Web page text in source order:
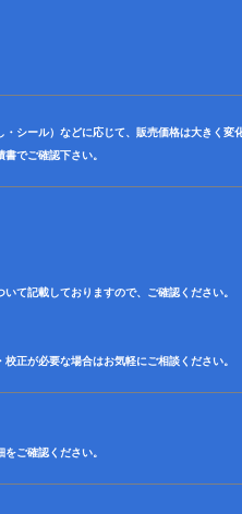
シール）などに応じて、販売価格は大きく変化
でご確認下さい。
て記載しておりますので、ご確認ください。
正が必要な場合はお気軽にご相談ください。
ご確認ください。